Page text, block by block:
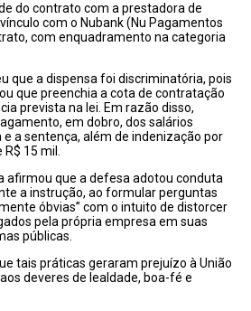
do contrato com a prestadora de
com o Nubank (Nu Pagamentos
com enquadramento na categoria
que a dispensa foi discriminatória, pois
que preenchia a cota de contratação
prevista na lei. Em razão disso,
em dobro, dos salários
a sentença, além de indenização por
15 mil.
afirmou que a defesa adotou conduta
a instrução, ao formular perguntas
óbvias” com o intuito de distorcer
pela própria empresa em suas
públicas.
tais práticas geraram prejuízo à União
deveres de lealdade, boa-fé e